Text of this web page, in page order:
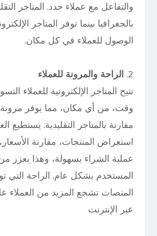
والتفاعل مع عملاء جدد. المتاجر
بالجغرافيا بينما توفر المتاجر
الوصول للعملاء في كل مكان.
2. الراحة والمرونة للعملاء
تتيح المتاجر الإلكترونية للعملاء
وقت، من أي مكان، مما يوفر مرونة
مقارنة بالمتاجر التقليدية. يستطيع
استعراض المنتجات، مقارنة
عملية الشراء بسهولة، وهذا يعزز
المستخدم بشكل عام. الراحة التي
المنصات تشجع المزيد من العملاء
عبر الإنترنت